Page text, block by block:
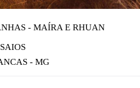
- MAÍRA E RHUAN
- MG